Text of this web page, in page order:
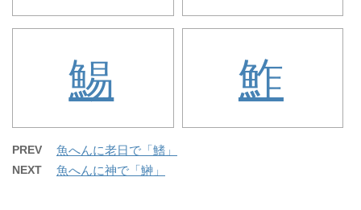
鯣 鮓
PREV 魚へんに老日で「鰭」
NEXT 魚へんに神で「鰰」